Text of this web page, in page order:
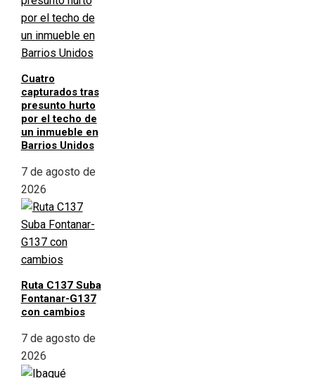
Cuatro
capturados tras
presunto hurto
por el techo de
un inmueble en
Barrios Unidos
7 de agosto de
2026
Ruta C137 Suba
Fontanar-G137
con cambios
7 de agosto de
2026